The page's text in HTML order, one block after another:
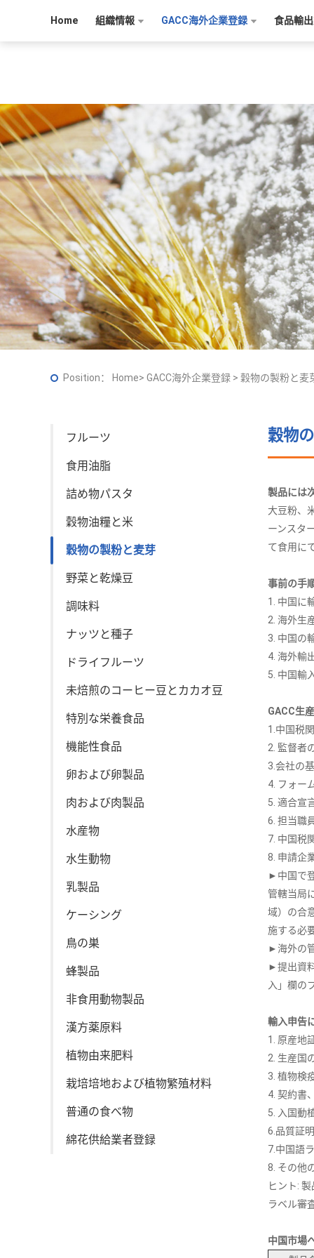
Home 組織情報 GACC海外企業登録 食品輸
Position： Home> GACC海外企業登録 > 穀物の製粉と麦
フルーツ
食用油脂
詰め物パスタ
穀物油糧と米
穀物の製粉と麦芽
野菜と乾燥豆
調味料
ナッツと種子
ドライフルーツ
未焙煎のコーヒー豆とカカオ豆
特別な栄養食品
機能性食品
卵および卵製品
肉および肉製品
水産物
水生動物
乳製品
ケーシング
鳥の巣
蜂製品
非食用動物製品
漢方薬原料
植物由来肥料
栽培培地および植物繁殖材料
普通の食べ物
綿花供給業者登録
穀物
製品には
大豆粉、
ーンスタ
て食用に
事前の手順
1. 中国に
2. 海外生
3. 中国の
4. 海外輸
5. 中国輸
GACC生
1.中国税
2. 監督者
3.会社の
4. フォー
5. 適合宣
6. 担当職
7. 中国税
8. 申請企
►中国で
管轄当局
域）の合
施する必
►海外の
►提出資
入」欄の
輸入申告
1. 原産地
2. 生産国
3. 植物検
4. 契約書
5. 入国動
6.品質証明
7.中国語ラ
8. その他
ヒント:
ラベル審
中国市場